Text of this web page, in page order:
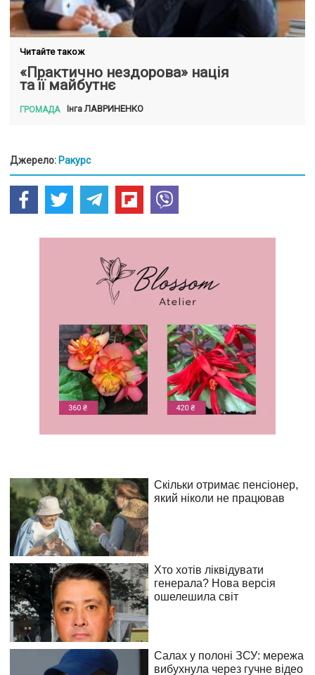
Читайте також
«Практично нездорова» нація
та її майбутнє
ГРОМАДА ІнгаЛАВРИНЕНКО
Джерело: Ракурс